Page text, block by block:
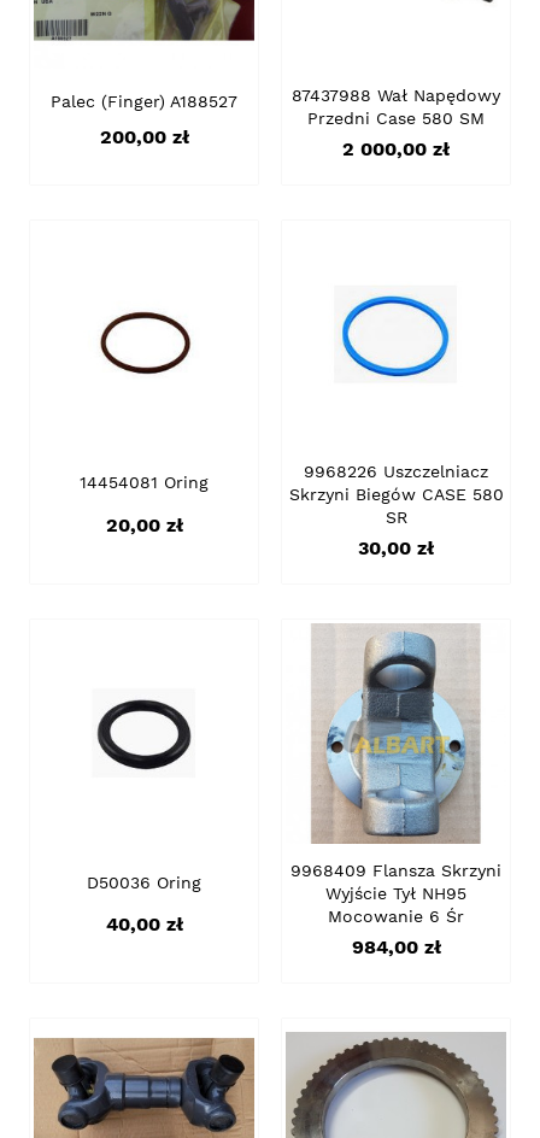
Palec (finger) A188527
Cena
200,00 zł
87437988 Wał Napędowy
Przedni Case 580 SM
Cena
2 000,00 zł
14454081 Oring
Cena
20,00 zł
9968226 Uszczelniacz
Skrzyni Biegów CASE 580
SR
Cena
30,00 zł
D50036 Oring
Cena
40,00 zł
9968409 Flansza Skrzyni
Wyjście Tył NH95
Mocowanie 6 Śr
Cena
984,00 zł